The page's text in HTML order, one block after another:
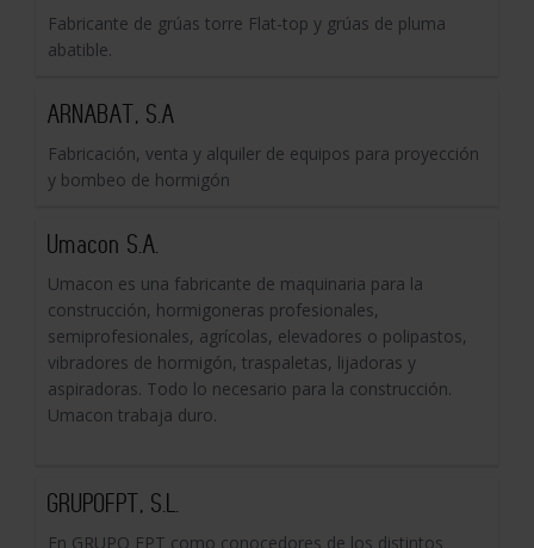
Fabricante de grúas torre Flat-top y grúas de pluma
abatible.
ARNABAT, S.A
Fabricación, venta y alquiler de equipos para proyección
y bombeo de hormigón
Umacon S.A.
Umacon es una fabricante de maquinaria para la
construcción, hormigoneras profesionales,
semiprofesionales, agrícolas, elevadores o polipastos,
vibradores de hormigón, traspaletas, lijadoras y
aspiradoras. Todo lo necesario para la construcción.
Umacon trabaja duro.
GRUPOFPT, S.L.
En GRUPO FPT como conocedores de los distintos